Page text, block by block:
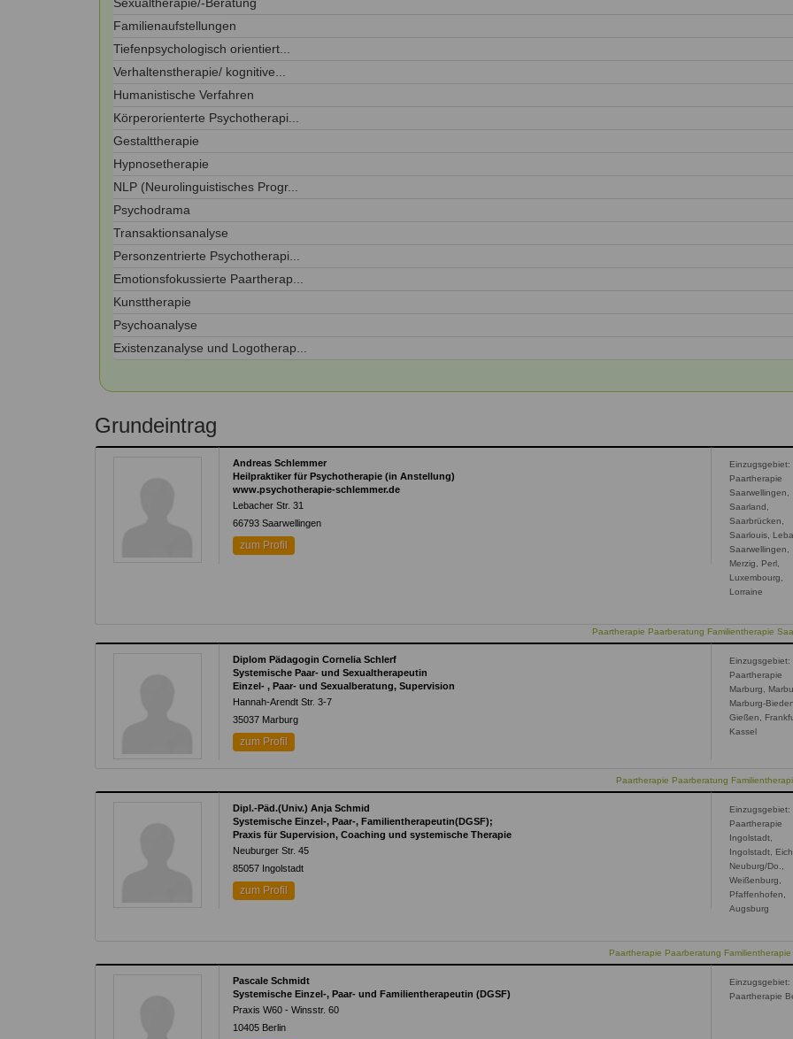
Angebot
Therapeutenliste
nach
Methode
Therapeutenliste
nach
Kontakt
Zum Kontaktformular
Familienaufstellungen
Tiefenpsychologisch orientiert...
Verhaltenstherapie/ kognitive...
Humanistische Verfahren
Körperorienterte Psychotherapi...
Gestalttherapie
Hypnosetherapie
NLP (Neurolinguistisches Progr...
Psychodrama
Transaktionsanalyse
Personzentrierte Psychotherapi...
Emotionsfokussierte Paartherap...
Kunsttherapie
Psychoanalyse
Existenzanalyse und Logotherap...
Grundeintrag
Andreas Schlemmer
Heilpraktiker für Psychotherapie (in Anstellung)
www.psychotherapie-schlemmer.de
Lebacher Str. 31
66793 Saarwellingen
zum Profil
Einzugsgebiet:
Paartherapie
Saarwellingen,
Saarland,
Saarbrücken,
Saarlouis,
Saarwellingen,
Merzig, Perl,
Luxembourg,
Lorraine
Paartherapie Paarberatung Familientherapie
Diplom Pädagogin Cornelia Schlerf
Systemische Paar- und Sexualtherapeutin
Einzel- , Paar- und Sexualberatung, Supervision
Hannah-Arendt Str. 3-7
35037 Marburg
zum Profil
Einzugsgebiet:
Paartherapie
Marburg,
Marburg-
Gießen,
Kassel
Paartherapie Paarberatung
Dipl.-Päd.(Univ.) Anja Schmid
Systemische Einzel-, Paar-, Familientherapeutin(DGSF);
Praxis für Supervision, Coaching und systemische Therapie
Neuburger Str. 45
85057 Ingolstadt
zum Profil
Einzugsgebiet:
Paartherapie
Ingolstadt,
Ingolstadt,
Neuburg/Do.,
Weißenburg,
Pfaffenhofen,
Augsburg
Paartherapie Paarberatung
Pascale Schmidt
Systemische Einzel-, Paar- und Familientherapeutin (DGSF)
Praxis W60 - Winsstr. 60
10405 Berlin
Einzugsgebiet:
Paartherapie